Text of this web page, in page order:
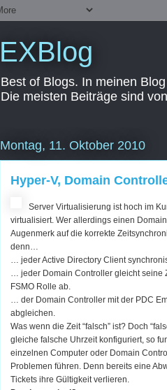
EXBlog
Best of Blogs. In meinen
Die meisten Beiträge sind
Montag, 11. Oktober 2010
Hyper-V, Domain
Server Virtualisierung ist hoch im
virtualisiert. Wer allerdings einen
Augenmerk auf die korrekte
denn…
… jeder Active Directory Client
… jeder Domain Controller gleicht seine
FSMO Rolle ab.
… der Domain Controller mit der PDC
abgleichen.
Was wenn die Zeit “falsch” ist? Doch
gleiche falsche Uhrzeit konfiguriert, so
einzelnen Computer oder Domain
Problemen führen. Denn bereits eine
Tickets ihre Gültigkeit verlieren.